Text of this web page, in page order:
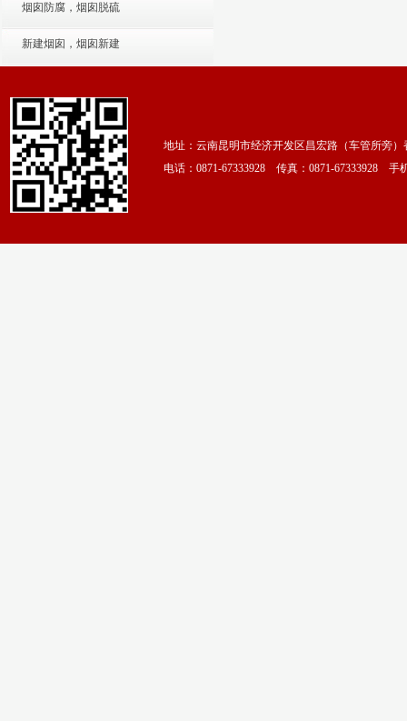
烟囱防腐，烟囱脱硫
新建烟囱，烟囱新建
地址：云南昆明市经济开发区昌宏路（车管所旁
电话：0871-67333928 传真：0871-67333928 手